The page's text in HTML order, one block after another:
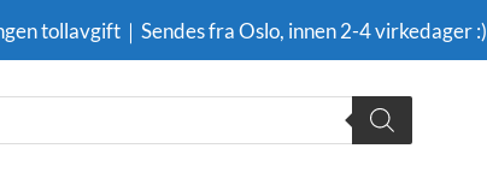
tollavgift｜Sendes fra Oslo, innen 2-4 virkedager :)